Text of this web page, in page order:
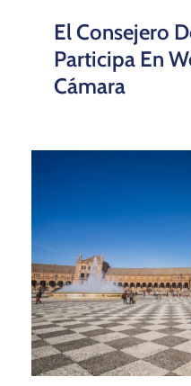
El Consejero
Participa En
Cámara